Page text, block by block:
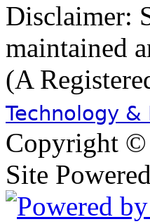
Disclaimer:
maintained
(A
Technology
Copyright ©
Site